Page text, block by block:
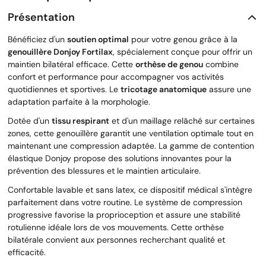
Présentation
Bénéficiez d'un soutien optimal pour votre genou grâce à la
genouillère Donjoy Fortilax, spécialement conçue pour offrir un
maintien bilatéral efficace. Cette orthèse de genou combine
confort et performance pour accompagner vos activités
quotidiennes et sportives. Le tricotage anatomique assure une
adaptation parfaite à la morphologie.
Dotée d'un tissu respirant et d'un maillage relâché sur certaines
zones, cette genouillère garantit une ventilation optimale tout en
maintenant une compression adaptée. La gamme de contention
élastique Donjoy propose des solutions innovantes pour la
prévention des blessures et le maintien articulaire.
Confortable lavable et sans latex, ce dispositif médical s'intègre
parfaitement dans votre routine. Le système de compression
progressive favorise la proprioception et assure une stabilité
rotulienne idéale lors de vos mouvements. Cette orthèse
bilatérale convient aux personnes recherchant qualité et
efficacité.